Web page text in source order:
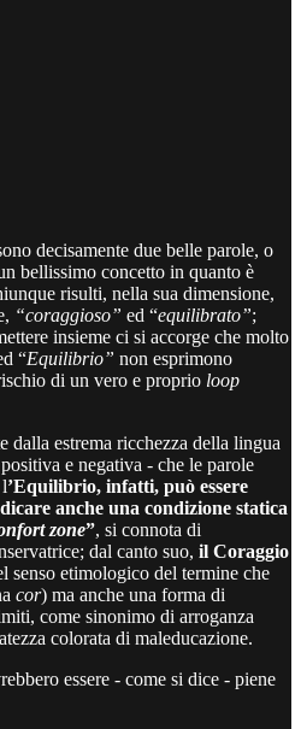
decisamente due belle parole, o
bellissimo concetto in quanto è
risulti, nella sua dimensione,
“coraggioso” ed “equilibrato”;
insieme ci si accorge che molto
“Equilibrio” non esprimono
di un vero e proprio loop
dalla estrema ricchezza della lingua
e negativa - che le parole
’Equilibrio, infatti, può essere
anche una condizione statica
zone”, si connota di
dal canto suo, il Coraggio
senso etimologico del termine che
cor) ma anche una forma di
come sinonimo di arroganza
colorata di maleducazione.
essere - come si dice - piene